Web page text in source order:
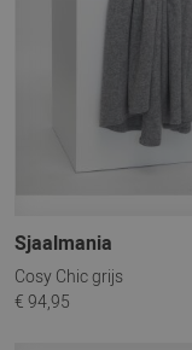
Sjaalmania
Cosy Chic grijs
€ 94,95